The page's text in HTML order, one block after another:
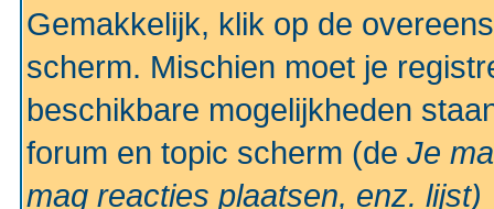
Gemakkelijk, klik op de
scherm. Mischien moet je
beschikbare mogelijkheden
forum en topic scherm (de Je
mag reacties plaatsen, enz. lijst)